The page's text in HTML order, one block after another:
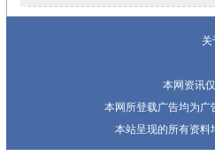
关
本网资讯
本网所登载广告均为广
本站呈现的所有资料